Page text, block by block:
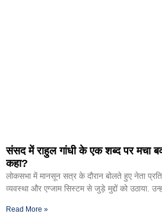
संसद में राहुल गांधी के एक शब्द पर मचा
कहा?
लोकसभा में मानसून सत्र के दौरान बोलते हुए नेता
व्यवस्था और एग्जाम सिस्टम से जुड़े मुद्दों को उठाया.
Read More »